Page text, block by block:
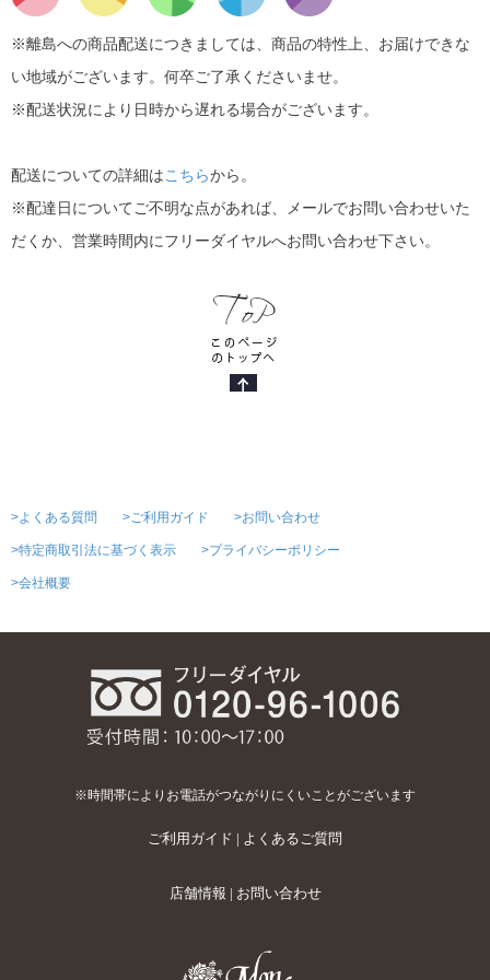
※離島への商品配送につきましては、商品の特性上、お届けできな
い地域がございます。何卒ご了承くださいませ。
※配送状況により日時から遅れる場合がございます。
配送についての詳細はこちらから。
※配達日についてご不明な点があれば、メールでお問い合わせいた
だくか、営業時間内にフリーダイヤルへお問い合わせ下さい。
>よくある質問 >ご利用ガイド >お問い合わせ
>特定商取引法に基づく表示 >プライバシーポリシー
>会社概要
※時間帯によりお電話がつながりにくいことがございます
ご利用ガイド | よくあるご質問
店舗情報 | お問い合わせ